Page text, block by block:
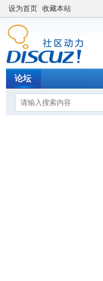
设为首页 收藏本站
论坛